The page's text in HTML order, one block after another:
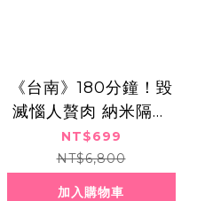
《台南》180分鐘！毀
滅惱人贅肉 納米隔空
爆脂創造Ｓ曲線 特價6
99元
NT$699
NT$6,800
加入購物車